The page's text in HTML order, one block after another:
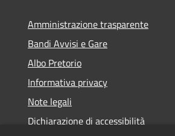
Amministrazione trasparente
Bandi Avvisi e Gare
Albo Pretorio
Informativa privacy
Note legali
Dichiarazione di accessibilità